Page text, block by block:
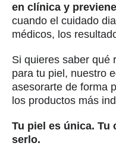
en clínica y
cuando el cuidado
médicos, los
Si quieres saber qué
para tu piel, nuestro
asesorarte de forma
los productos más
Tu piel es única. Tu
serlo.